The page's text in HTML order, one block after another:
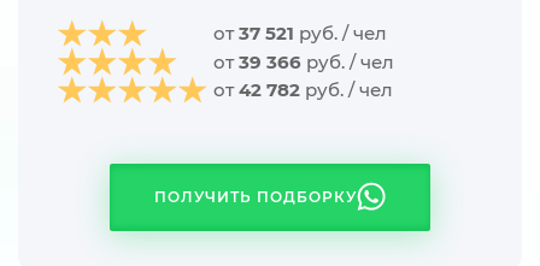
от37 521 руб. / чел
от39 366 руб. / чел
от42 782 руб. / чел
ПОЛУЧИТЬ ПОДБОРКУ